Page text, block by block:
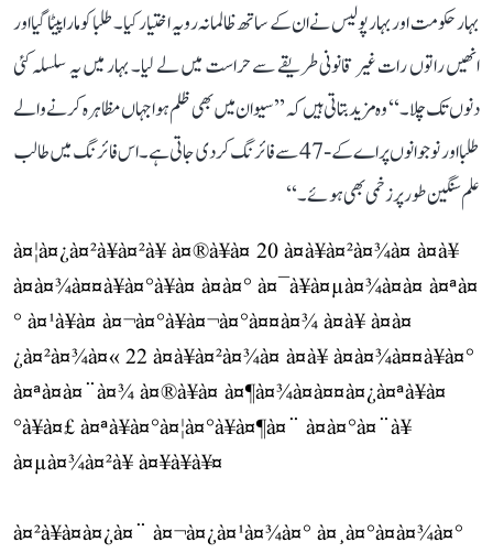
بہار حکومت اور بہار پولیس نے ان کے ساتھ ظالمانہ رویہ اختیار کیا۔ طلبا کو مارا پیٹا گیا اور
انھیں راتوں رات غیر قانونی طریقے سے حراست میں لے لیا۔ بہار میں یہ سلسلہ کئی
دنوں تک چلا۔‘‘ وہ مزید بتاتی ہیں کہ ’’سیوان میں بھی ظلم ہوا جہاں مظاہرہ کرنے والے
طلبا اور نوجوانوں پر اے کے-47 سے فائرنگ کر دی جاتی ہے۔ اس فائرنگ میں طالب
علم سنگین طور پر زخمی بھی ہوئے۔‘‘
à¤¦à¤¿à¤²à¥à¤²à¥ à¤®à¥à¤ 20 à¤à¥à¤²à¤¾à¤ à¤à¥
à¤à¤¾à¤¤à¥à¤°à¥à¤ à¤à¤° à¤¯à¥à¤µà¤¾à¤à¤ à¤ªà¤
° à¤¹à¥à¤ à¤¬à¤°à¥à¤¬à¤°à¤¤à¤¾ à¤à¥ à¤à¤
¿à¤²à¤¾à¤« 22 à¤à¥à¤²à¤¾à¤ à¤à¥ à¤à¤¾à¤¤à¥à¤°
à¤ªà¤à¤¨à¤¾ à¤®à¥à¤ à¤¶à¤¾à¤à¤¤à¤¿à¤ªà¥à¤
°à¥à¤£ à¤ªà¥à¤°à¤¦à¤°à¥à¤¶à¤¨ à¤à¤°à¤¨à¥
à¤µà¤¾à¤²à¥ à¤¥à¥à¥¤
à¤²à¥à¤à¤¿à¤¨ à¤¬à¤¿à¤¹à¤¾à¤° à¤¸à¤°à¤à¤¾à¤°